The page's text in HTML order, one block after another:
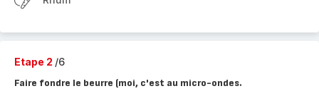
Etape 2 /6
Faire fondre le beurre (moi, c'est au micro-ondes.